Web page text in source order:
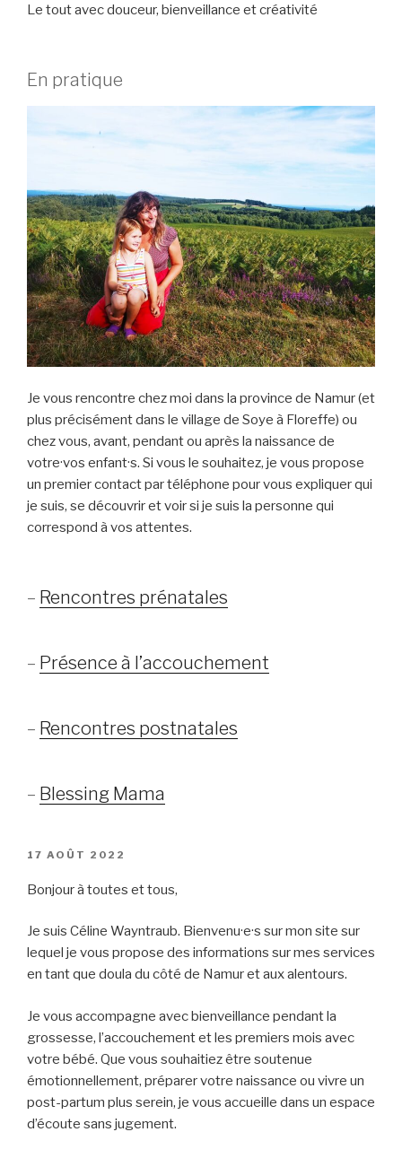
Le tout avec douceur, bienveillance et créativité
En pratique
Je vous rencontre chez moi dans la province de Namur (et
plus précisément dans le village de Soye à Floreffe) ou
chez vous, avant, pendant ou après la naissance de
votre·vos enfant·s. Si vous le souhaitez, je vous propose
un premier contact par téléphone pour vous expliquer qui
je suis, se découvrir et voir si je suis la personne qui
correspond à vos attentes.
– Rencontres prénatales
– Présence à l’accouchement
– Rencontres postnatales
– Blessing Mama
PUBLIÉ
17 AOÛT 2022
Bonjour à toutes et tous,
Je suis Céline Wayntraub. Bienvenu·e·s sur mon site sur
lequel je vous propose des informations sur mes services
en tant que doula du côté de Namur et aux alentours.
Je vous accompagne avec bienveillance pendant la
grossesse, l’accouchement et les premiers mois avec
votre bébé. Que vous souhaitiez être soutenue
émotionnellement, préparer votre naissance ou vivre un
post-partum plus serein, je vous accueille dans un espace
d’écoute sans jugement.